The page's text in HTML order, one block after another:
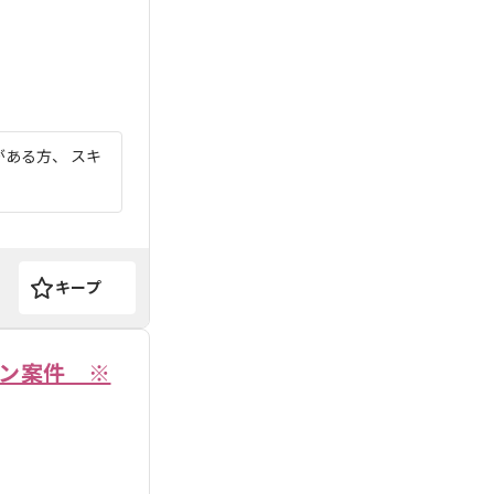
る方、 スキ
キープ
ン案件 ※